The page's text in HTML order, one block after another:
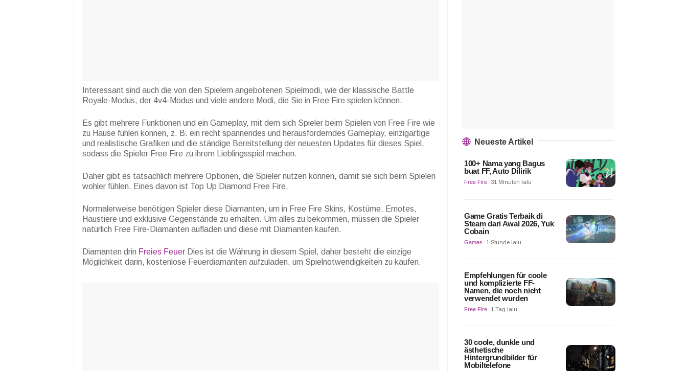
Interessant sind auch die von den Spielern angebotenen Spielmodi, wie der klassische Battle
Royale-Modus, der 4v4-Modus und viele andere Modi, die Sie in Free Fire spielen können.
Es gibt mehrere Funktionen und ein Gameplay, mit dem sich Spieler beim Spielen von Free Fire wie
zu Hause fühlen können, z. B. ein recht spannendes und herausforderndes Gameplay, einzigartige
und realistische Grafiken und die ständige Bereitstellung der neuesten Updates für dieses Spiel,
sodass die Spieler Free Fire zu ihrem Lieblingsspiel machen.
Daher gibt es tatsächlich mehrere Optionen, die Spieler nutzen können, damit sie sich beim Spielen
wohler fühlen. Eines davon ist Top Up Diamond Free Fire.
Normalerweise benötigen Spieler diese Diamanten, um in Free Fire Skins, Kostüme, Emotes,
Haustiere und exklusive Gegenstände zu erhalten. Um alles zu bekommen, müssen die Spieler
natürlich Free Fire-Diamanten aufladen und diese mit Diamanten kaufen.
Diamanten drin Freies Feuer Dies ist die Währung in diesem Spiel, daher besteht die einzige
Möglichkeit darin, kostenlose Feuerdiamanten aufzuladen, um Spielnotwendigkeiten zu kaufen.
Neueste Artikel
100+ Nama yang Bagus
buat FF, Auto Dilirik
Free Fire 31 Minuten lalu
Game Gratis Terbaik di
Steam dari Awal 2026, Yuk
Cobain
Games 1 Stunde lalu
Empfehlungen für coole
und komplizierte FF-
Namen, die noch nicht
verwendet wurden
Free Fire 1 Tag lalu
30 coole, dunkle und
ästhetische
Hintergrundbilder für
Mobiltelefone